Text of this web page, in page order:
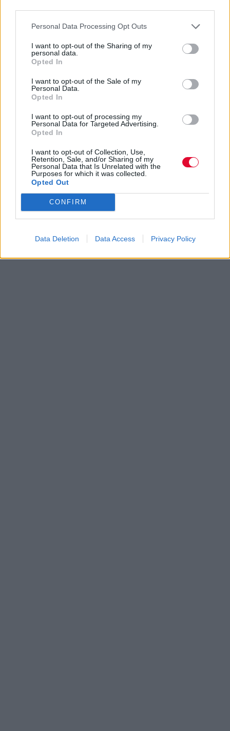
Personal Data Processing Opt Outs
I want to opt-out of the Sharing of my
personal data.
Opted In
I want to opt-out of the Sale of my
Personal Data.
Opted In
I want to opt-out of processing my
Personal Data for Targeted Advertising.
Opted In
I want to opt-out of Collection, Use,
Retention, Sale, and/or Sharing of my
Personal Data that Is Unrelated with the
Purposes for which it was collected.
Opted Out
CONFIRM
Data Deletion Data Access Privacy Policy